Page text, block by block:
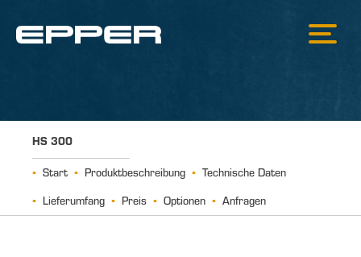
HS 300
Start Produktbeschreibung
Technische Daten
Lieferumfang
Preis Optionen Anfragen